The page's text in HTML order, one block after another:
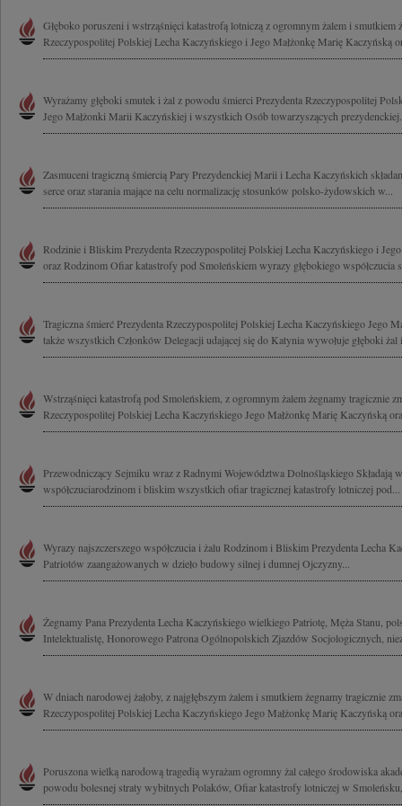
Głęboko poruszeni i wstrząśnięci katastrofą lotniczą z ogromnym żalem i smutkiem
Rzeczypospolitej Polskiej Lecha Kaczyńskiego i Jego Małżonkę Marię Kaczyńską
Wyrażamy głęboki smutek i żal z powodu śmierci Prezydenta Rzeczypospolitej
Jego Małżonki Marii Kaczyńskiej i wszystkich Osób towarzyszących
Zasmuceni tragiczną śmiercią Pary Prezydenckiej Marii i Lecha Kaczyńskich
serce oraz starania mające na celu normalizację stosunków polsko-żydowskich w...
Rodzinie i Bliskim Prezydenta Rzeczypospolitej Polskiej Lecha Kaczyńskiego i
oraz Rodzinom Ofiar katastrofy pod Smoleńskiem wyrazy głębokiego współczucia
Tragiczna śmierć Prezydenta Rzeczypospolitej Polskiej Lecha Kaczyńskiego Jego
także wszystkich Członków Delegacji udającej się do Katynia wywołuje głęboki żal
Wstrząśnięci katastrofą pod Smoleńskiem, z ogromnym żalem żegnamy tragicznie
Rzeczypospolitej Polskiej Lecha Kaczyńskiego Jego Małżonkę Marię Kaczyńską
Przewodniczący Sejmiku wraz z Radnymi Województwa Dolnośląskiego Składają
współczuciarodzinom i bliskim wszystkich ofiar tragicznej katastrofy lotniczej pod...
Wyrazy najszczerszego współczucia i żalu Rodzinom i Bliskim Prezydenta Lecha
Patriotów zaangażowanych w dzieło budowy silnej i dumnej Ojczyzny...
Żegnamy Pana Prezydenta Lecha Kaczyńskiego wielkiego Patriotę, Męża Stanu,
Intelektualistę, Honorowego Patrona Ogólnopolskich Zjazdów Socjologicznych,
W dniach narodowej żałoby, z najgłębszym żalem i smutkiem żegnamy tragicznie
Rzeczypospolitej Polskiej Lecha Kaczyńskiego Jego Małżonkę Marię Kaczyńską
Poruszona wielką narodową tragedią wyrażam ogromny żal całego środowiska
powodu bolesnej straty wybitnych Polaków, Ofiar katastrofy lotniczej w